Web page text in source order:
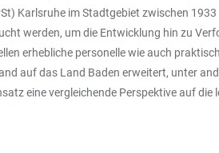
Karlsruhe im Stadtgebiet zwischen
werden, um die Entwicklung hin zu
erhebliche personelle wie auch
auf das Land Baden erweitert, unter
eine vergleichende Perspektive auf die